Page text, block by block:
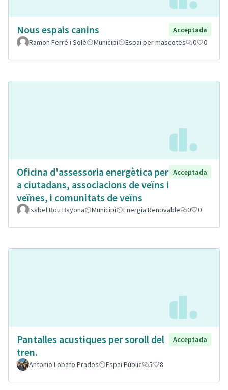
Nous espais canins
Acceptada
Ramon Ferré i Solé
Municipi Espai per mascotes 0 0
Oficina d'assessoria energètica per
a ciutadans, associacions de veïns i
veïnes, i comunitats de veïns
Acceptada
Isabel Bou Bayona Municipi Energia Renovable 0 0
Pantalles acustiques per soroll del
tren.
Acceptada
Antonio Lobato Prados Espai Públic 5 8